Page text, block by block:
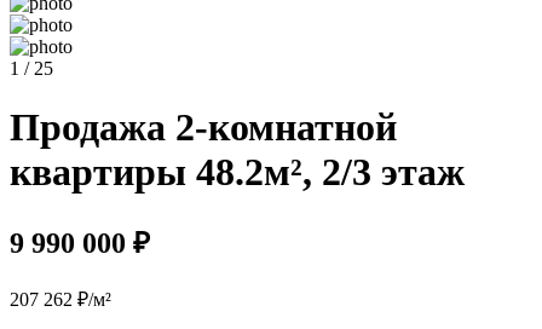
1 / 25
Продажа 2-комнатной
квартиры 48.2м², 2/3 этаж
9 990 000 ₽
207 262 ₽/м²